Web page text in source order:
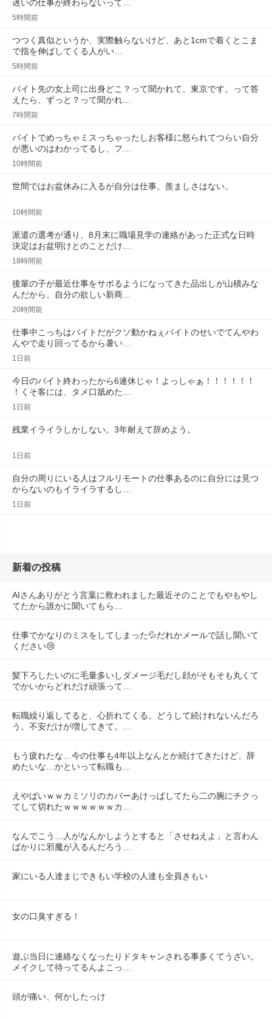
遅いの仕事が終わらないって…
5時間前
つつく真似というか、実際触らないけど、あと1cmで着くとこま
で指を伸ばしてくる人がい…
5時間前
バイト先の女上司に出身どこ？って聞かれて、東京です。って答
えたら、ずっと？って聞かれ…
7時間前
バイトでめっちゃミスっちゃったしお客様に怒られてつらい自分
が悪いのはわかってるし、フ…
10時間前
世間ではお盆休みに入るが自分は仕事。羨ましさはない。
10時間前
派遣の選考が通り、8月末に職場見学の連絡があった正式な日時
決定はお盆明けとのことだけ…
18時間前
後輩の子が最近仕事をサボるようになってきた品出しが山積みな
んだから、自分の欲しい新商…
20時間前
仕事中こっちはバイトだがクソ動かねぇバイトのせいでてんやわ
んやで走り回ってるから暑い…
1日前
今日のバイト終わったから6連休じゃ！よっしゃぁ！！！！！！
！くそ客には、タメ口舐めた…
1日前
残業イライラしかしない。3年耐えて辞めよう。
1日前
自分の周りにいる人はフルリモートの仕事あるのに自分には見つ
からないのもイライラするし…
1日前
新着の投稿
AIさんありがとう言葉に救われました最近そのことでもやもやし
てたから誰かに聞いてもら…
仕事でかなりのミスをしてしまった💦だれかメールで話し聞いて
ください😢
髪下ろしたいのに毛量多いしダメージ毛だし顔がそもそも丸くて
でかいからどれだけ頑張って…
転職繰り返してると、心折れてくる。どうして続けれないんだろ
う。不安だけが増してきて。…
もう疲れたな…今の仕事も4年以上なんとか続けてきたけど、辞
めたいな…かといって転職も…
えやばいｗｗカミソリのカバーあけっぱしてたら二の腕にチクっ
てして切れたｗｗｗｗｗｗカ…
なんでこう…人がなんかしようとすると「させねえよ」と言わん
ばかりに邪魔が入るんだろう…
家にいる人達まじできもい学校の人達も全員きもい
女の口臭すぎる！
遊ぶ当日に連絡なくなったりドタキャンされる事多くてうざい。
メイクして待ってるんよこっ…
頭が痛い、何かしたっけ